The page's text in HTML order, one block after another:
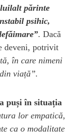
părinte
psihic,
. Dacă
deveni, potrivit
în care nimeni
viață”.
puși în situația
lor empatică,
ca o modalitate